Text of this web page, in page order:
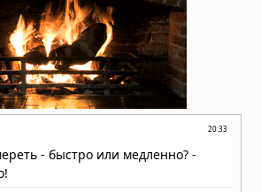
Антарктида, инопланетяне и
звёздные врата: загадки ледяного
континента
05.08.2026 в 07:54
Расшифрованный свиток рассказал
о последних часах Платона